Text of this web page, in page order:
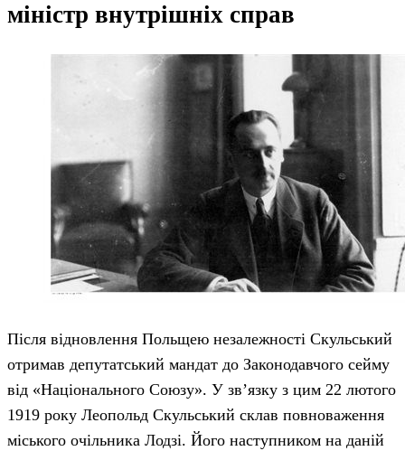
міністр внутрішніх справ
Після відновлення Польщею незалежності Скульський
отримав депутатський мандат до Законодавчого сейму
від «Національного Союзу». У зв’язку з цим 22 лютого
1919 року Леопольд Скульський склав повноваження
міського очільника Лодзі. Його наступником на даній